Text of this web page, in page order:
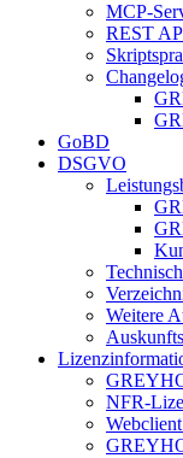
MCP-
REST
GoBD
DSGVO
Weitere
NFR-